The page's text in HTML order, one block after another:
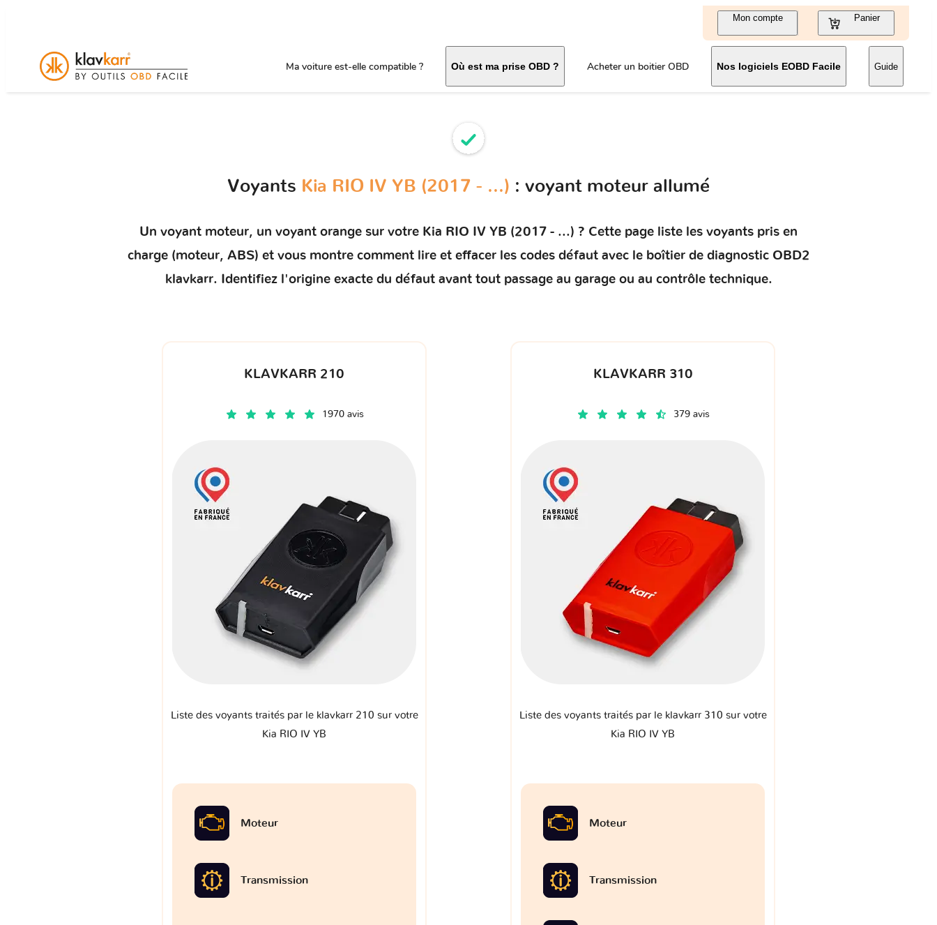
Mon compte Panier
Ma voiture est-elle compatible ? Où est ma prise OBD ? Acheter un boitier OBD Nos logiciels EOBD Facile Guide
Voyants Kia RIO IV YB (2017 - ...) : voyant moteur allumé
Un voyant moteur, un voyant orange sur votre Kia RIO IV YB (2017 - ...) ? Cette page liste les voyants pris en
charge (moteur, ABS) et vous montre comment lire et effacer les codes défautavec le boîtier de diagnostic OBD2
klavkarr. Identifiez l'origine exacte du défaut avant tout passage au garage ou au contrôle technique.
KLAVKARR 210
1970 avis
Liste des voyants traités par le klavkarr 210 sur votre
Kia RIO IV YB
Moteur
Transmission
KLAVKARR 310
379 avis
Liste des voyants traités par le klavkarr 310 sur votre
Kia RIO IV YB
Moteur
Transmission